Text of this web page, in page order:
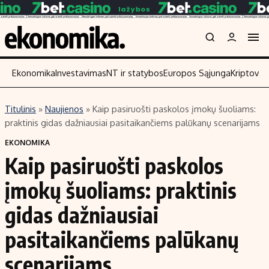
Turinys
Naujienos
Aplinka
Verslas
Energetika
Ekonomika
Politika
NT ir statybos
Skaitykite
Įmonės
Žemės ūkis
Technologijos
Laisvalaikis
EkonomikaInvestavimasNT ir statybosEuropos Sąjunga
Titulinis » Naujienos » Kaip pasiruošti paskolos įmokų šuoliams:
praktinis gidas dažniausiai pasitaikančiems palūkanų scenarijams
EKONOMIKA
Kaip pasiruošti paskolos
įmokų šuoliams: praktinis
gidas dažniausiai
pasitaikančiems palūkanų